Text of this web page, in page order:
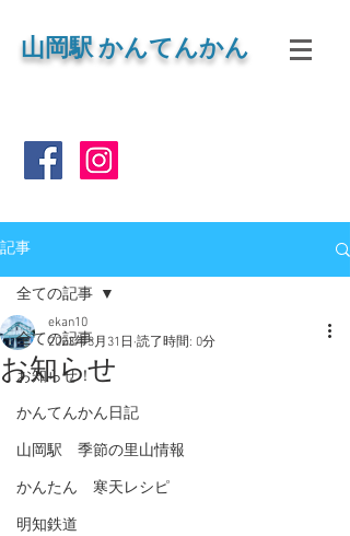
山岡駅 かんてんかん
記事
全ての記事
お知らせ！
かんてんかん日記
山岡駅 季節の里山情報
かんたん 寒天レシピ
明知鉄道
全ての記事
お知らせ
ekan10
2023年3月31日 読了時間: 0分